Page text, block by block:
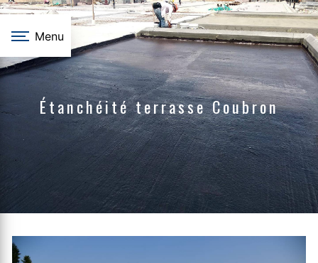
Menu
Étanchéité terrasse Coubron
Panneau de gestion des cookies